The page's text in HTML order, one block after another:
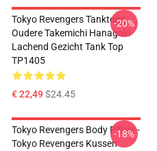
Tokyo Revengers Tanktops -
Oudere Takemichi Hanagaki
Lachend Gezicht Tank Top
TP1405
€ 22,49$24.45
-20%
Tokyo Revengers Body Pillow -
Tokyo Revengers Kussen
-18%